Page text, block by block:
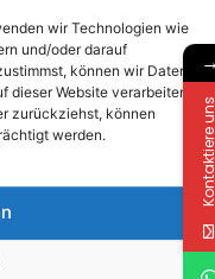
wir Technologien wie
und/oder darauf
können wir Daten
Website verarbeiten.
zurückziehst, können
werden.